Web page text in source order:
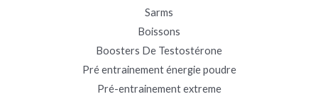
Sarms
Boissons
Boosters De Testostérone
Pré entrainement énergie poudre
Pré-entrainement extreme